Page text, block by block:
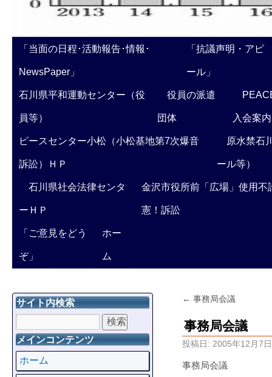
「当面の日程･活動報告･情報･
NewsPaper」
「抗議声明・アピ
ール」
石川県平和運動センター（役
員等）
役員の派遣
団体 入会案内
ピースセンター小松（小松基地第7次爆音
訴訟）ＨＰ
原水禁石
ール等）
石川県社会法律センタ
ーＨＰ
金沢市役所前「広場」使用不
憲！訴訟
「ご意見をどう
ぞ」
ホー
ム
← 事務局会議
事務局会議
投稿日: 2005年12月7日
事務局会議
サイト内検索
メインコンテンツ
ホーム